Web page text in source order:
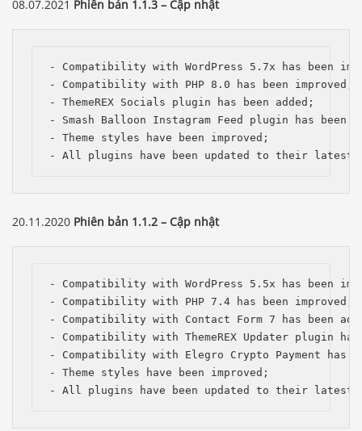
08.07.2021 Phiên bản 1.1.3 – Cập nhật
- Compatibility with WordPress 5.7x has been
- Compatibility with PHP 8.0 has been improved;
- ThemeREX Socials plugin has been added;
- Smash Balloon Instagram Feed plugin has been
- Theme styles have been improved;
- All plugins have been updated to their latest
20.11.2020 Phiên bản 1.1.2 – Cập nhật
- Compatibility with WordPress 5.5x has been
- Compatibility with PHP 7.4 has been improved;
- Compatibility with Contact Form 7 has been
- Compatibility with ThemeREX Updater plugin has
- Compatibility with Elegro Crypto Payment has
- Theme styles have been improved;
- All plugins have been updated to their latest
Báo giá & Đặt hàng:
0903.976.769